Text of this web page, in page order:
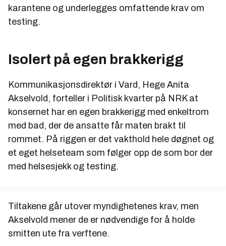
karantene og underlegges omfattende krav om
testing.
Isolert på egen brakkerigg
Kommunikasjonsdirektør i Vard, Hege Anita
Akselvold, forteller i Politisk kvarter på NRK at
konsernet har en egen brakkerigg med enkeltrom
med bad, der de ansatte får maten brakt til
rommet. På riggen er det vakthold hele døgnet og
et eget helseteam som følger opp de som bor der
med helsesjekk og testing.
Tiltakene går utover myndighetenes krav, men
Akselvold mener de er nødvendige for å holde
smitten ute fra verftene.